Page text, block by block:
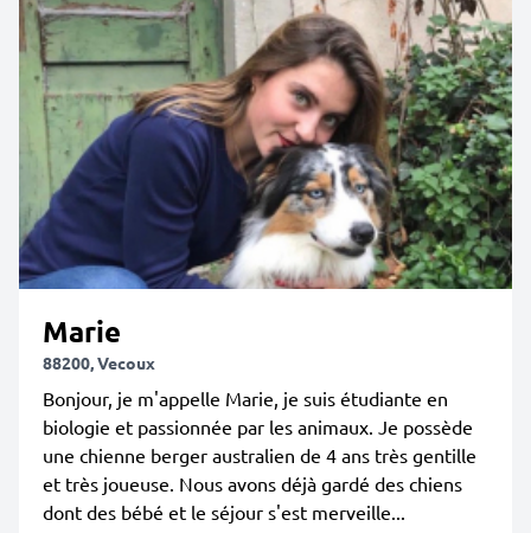
Marie
88200, Vecoux
Bonjour, je m'appelle Marie, je suis étudiante en
biologie et passionnée par les animaux. Je possède
une chienne berger australien de 4 ans très gentille
et très joueuse. Nous avons déjà gardé des chiens
dont des bébé et le séjour s'est merveille...